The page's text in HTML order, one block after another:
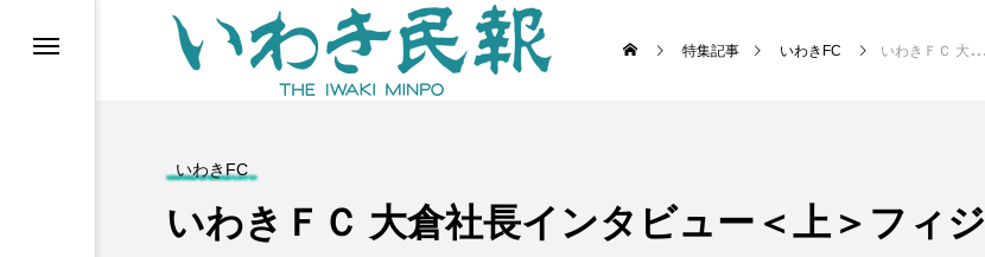
特集記事 いわきFC いわきＦＣ 大倉社長インタビュー＜上＞フィジカルスタンダードの進化止まらず
いわきFC
いわきＦＣ 大倉社長インタビュー＜上＞フィジ